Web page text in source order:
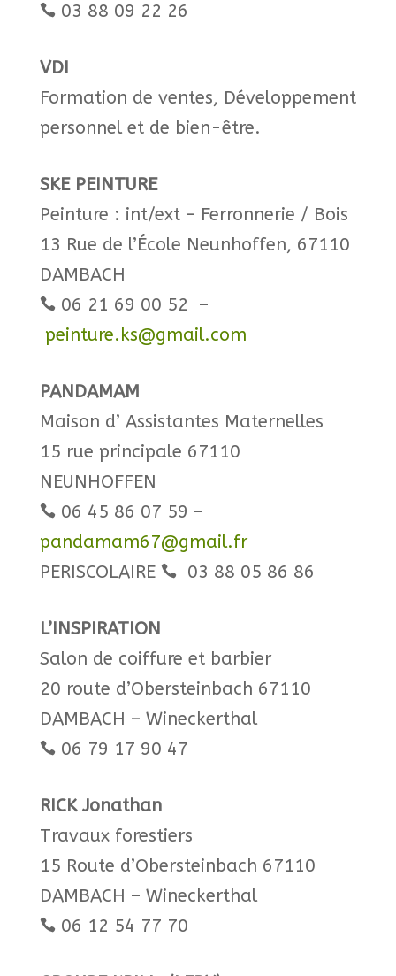
03 88 09 22 26
VDI
Formation de ventes, Développement
personnel et de bien-être.
​SKE PEINTURE
Peinture : int/ext – Ferronnerie / Bois
13 Rue de l’École Neunhoffen, 67110
DAMBACH
06 21 69 00 52 –
peinture.ks@gmail.com
PANDAMAM
Maison d’ Assistantes Maternelles
15 rue principale 67110
NEUNHOFFEN
06 45 86 07 59 –
pandamam67@gmail.fr
​PERISCOLAIRE 03 88 05 86 86
L’INSPIRATION
Salon de coiffure et barbier
20 route d’Obersteinbach 67110
DAMBACH – Wineckerthal
06 79 17 90 47
RICK Jonathan
Travaux forestiers
15 Route d’Obersteinbach 67110
DAMBACH – Wineckerthal
06 12 54 77 70​